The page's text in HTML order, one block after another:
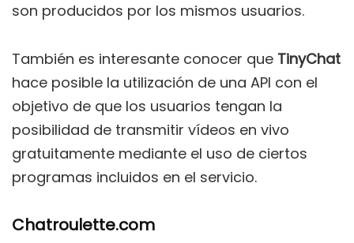
son producidos por los mismos usuarios.
También es interesante conocer que TinyChat
hace posible la utilización de una API con el
objetivo de que los usuarios tengan la
posibilidad de transmitir vídeos en vivo
gratuitamente mediante el uso de ciertos
programas incluidos en el servicio.
Chatroulette.com